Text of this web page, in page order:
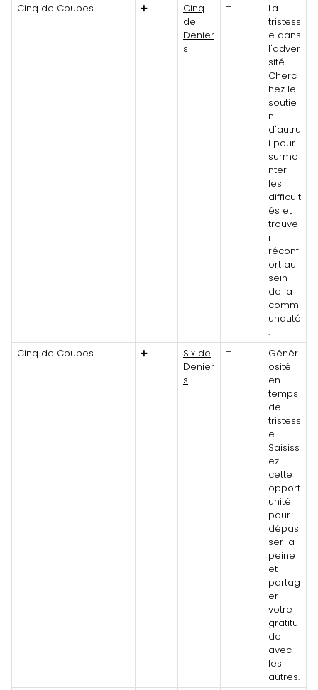
Cinq de Coupes
➕
Cinq
de
Denier
s
=
La
tristess
e dans
l'adver
sité.
Cherc
hez le
soutie
n
d'autru
i pour
surmo
nter
les
difficult
és et
trouve
r
réconf
ort au
sein
de la
comm
unauté
.
Cinq de Coupes
➕
Six de
Denier
s
=
Génér
osité
en
temps
de
tristess
e.
Saisiss
ez
cette
opport
unité
pour
dépas
ser la
peine
et
partag
er
votre
gratitu
de
avec
les
autres.